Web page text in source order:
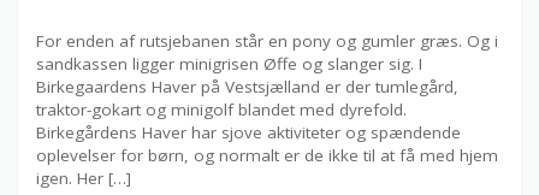
For enden af rutsjebanen står en pony og gumler græs. Og i
sandkassen ligger minigrisen Øffe og slanger sig. I
Birkegaardens Haver på Vestsjælland er der tumlegård,
traktor-gokart og minigolf blandet med dyrefold.
Birkegårdens Haver har sjove aktiviteter og spændende
oplevelser for børn, og normalt er de ikke til at få med hjem
igen. Her […]